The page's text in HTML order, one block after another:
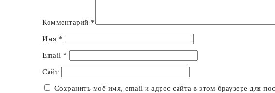
Комментарий *
Имя *
Email *
Сайт
Сохранить моё имя, email и адрес сайта в этом браузере для